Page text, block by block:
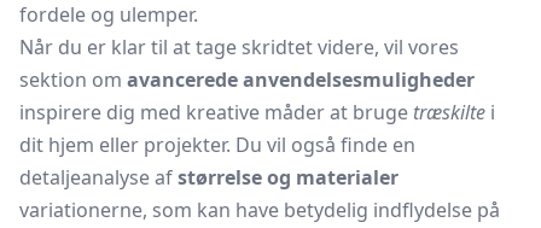
fordele og ulemper.
Når du er klar til at tage skridtet videre, vil vores
sektion om avancerede anvendelsesmuligheder
inspirere dig med kreative måder at bruge træskilte i
dit hjem eller projekter. Du vil også finde en
detaljeanalyse afstørrelse og materialer
variationerne, som kan have betydelig indflydelse på